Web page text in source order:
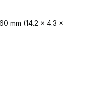
mm (14.2 x 4.3 x